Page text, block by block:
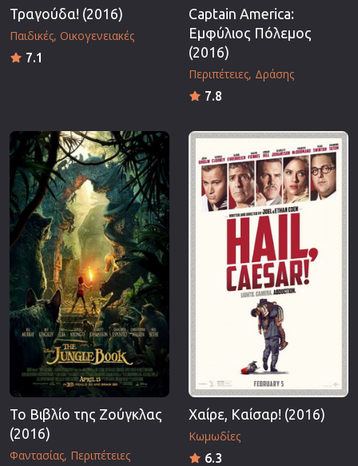
Τραγούδα! (2016)
Παιδικές Οικογενειακές
7.1
Captain America:
Εμφύλιος Πόλεμος
(2016)
Περιπέτειες Δράσης
7.8
Το Βιβλίο της Ζούγκλας
(2016)
Φαντασίας Περιπέτειες
Χαίρε, Καίσαρ! (2016)
Κωμωδίες
6.3